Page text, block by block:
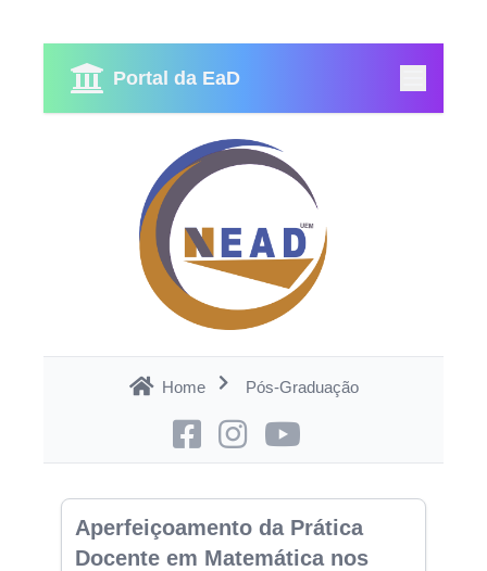
Portal da EaD
Home Pós-Graduação
Aperfeiçoamento da Prática
Docente em Matemática nos